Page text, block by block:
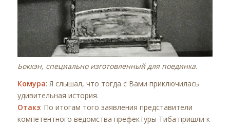
Боккэн, специально изготовленный для поединка.
Комура: Я слышал, что тогда с Вами приключилась
удивительная история.
Отакэ: По итогам того заявления представители
компетентного ведомства префектуры Тиба пришли к